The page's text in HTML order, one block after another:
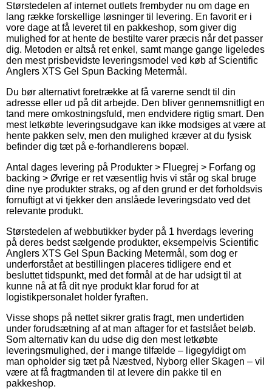
Størstedelen af internet outlets frembyder nu om dage en
lang række forskellige løsninger til levering. En favorit er i
vore dage at få leveret til en pakkeshop, som giver dig
mulighed for at hente de bestilte varer præcis når det passer
dig. Metoden er altså ret enkel, samt mange gange ligeledes
den mest prisbevidste leveringsmodel ved køb af Scientific
Anglers XTS Gel Spun Backing Metermål.
Du bør alternativt foretrække at få varerne sendt til din
adresse eller ud på dit arbejde. Den bliver gennemsnitligt en
tand mere omkostningsfuld, men endvidere rigtig smart. Den
mest letkøbte leveringsudgave kan ikke modsiges at være at
hente pakken selv, men den mulighed kræver at du fysisk
befinder dig tæt på e-forhandlerens bopæl.
Antal dages levering på Produkter > Fluegrej > Forfang og
backing > Øvrige er ret væsentlig hvis vi står og skal bruge
dine nye produkter straks, og af den grund er det forholdsvis
fornuftigt at vi tjekker den anslåede leveringsdato ved det
relevante produkt.
Størstedelen af webbutikker byder på 1 hverdags levering
på deres bedst sælgende produkter, eksempelvis Scientific
Anglers XTS Gel Spun Backing Metermål, som dog er
underforstået at bestillingen placeres tidligere end et
besluttet tidspunkt, med det formål at de har udsigt til at
kunne nå at få dit nye produkt klar forud for at
logistikpersonalet holder fyraften.
Visse shops på nettet sikrer gratis fragt, men undertiden
under forudsætning af at man aftager for et fastslået beløb.
Som alternativ kan du udse dig den mest letkøbte
leveringsmulighed, der i mange tilfælde – ligegyldigt om
man opholder sig tæt på Næstved, Nyborg eller Skagen – vil
være at få fragtmanden til at levere din pakke til en
pakkeshop.